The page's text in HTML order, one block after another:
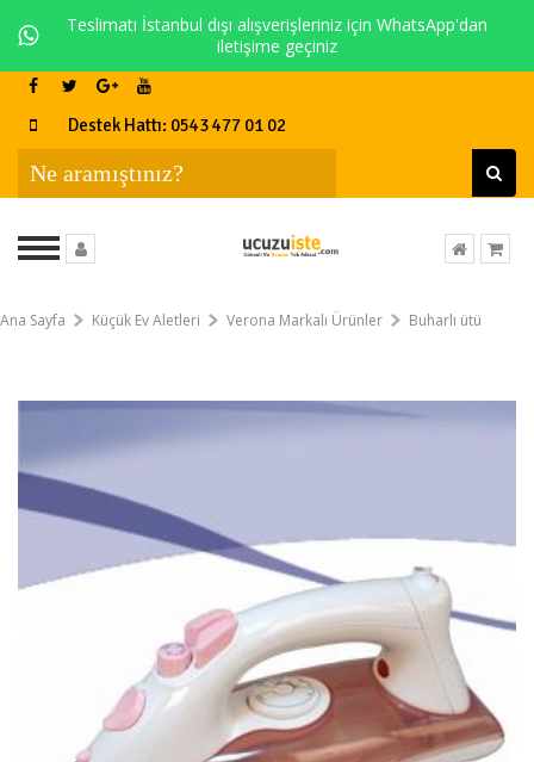
Teslimatı İstanbul dışı alışverişleriniz için WhatsApp'dan
iletişime geçiniz
Destek Hattı: 0543 477 01 02
Ana Sayfa Küçük Ev Aletleri Verona Markalı Ürünler Buharlı ütü